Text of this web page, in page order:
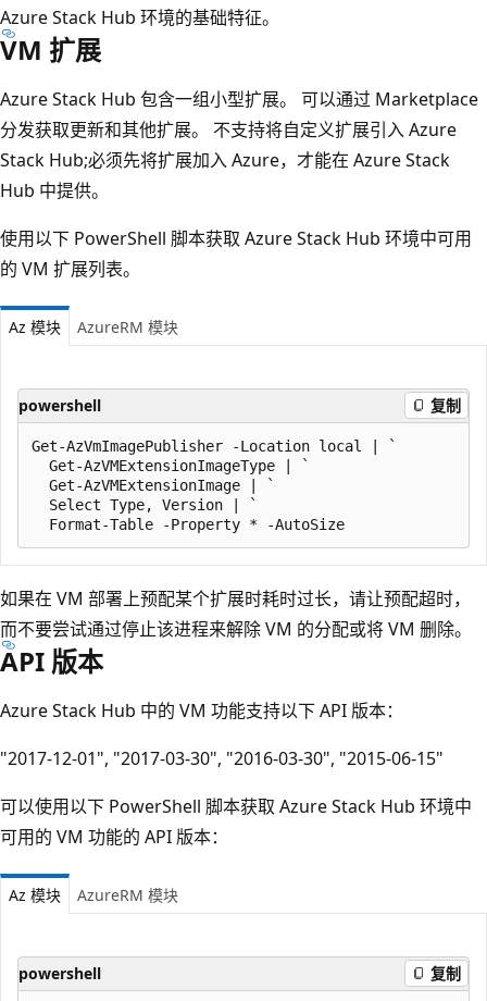
Azure Stack Hub 环境的基础特征。
VM 扩展
Azure Stack Hub 包含一组小型扩展。 可以通过 Marketplace
分发获取更新和其他扩展。 不支持将自定义扩展引入 Azure
Stack Hub;必须先将扩展加入 Azure，才能在 Azure Stack
Hub 中提供。
使用以下 PowerShell 脚本获取 Azure Stack Hub 环境中可用
的 VM 扩展列表。
Az 模块 AzureRM 模块
powershell 复制
Get-AzVmImagePublisher -Location local | `
  Get-AzVMExtensionImageType | `
  Get-AzVMExtensionImage | `
  Select Type, Version | `
如果在 VM 部署上预配某个扩展时耗时过长，请让预配超时，
而不要尝试通过停止该进程来解除 VM 的分配或将 VM 删除。
API 版本
Azure Stack Hub 中的 VM 功能支持以下 API 版本：
"2017-12-01", "2017-03-30", "2016-03-30", "2015-06-15"
可以使用以下 PowerShell 脚本获取 Azure Stack Hub 环境中
可用的 VM 功能的 API 版本：
Az 模块 AzureRM 模块
powershell 复制